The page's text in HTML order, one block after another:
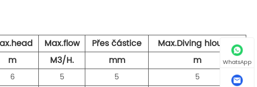
Max.flow Přes částice
Max.Diving hloubka
m M3/H. mm
m
6 5 5 5
WhatsApp